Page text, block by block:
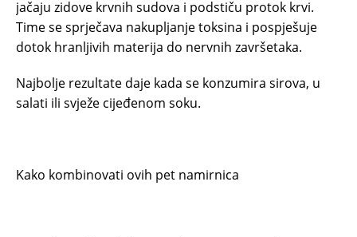
jačaju zidove krvnih sudova i podstiču protok krvi.
Time se sprječava nakupljanje toksina i pospješuje
dotok hranljivih materija do nervnih završetaka.
Najbolje rezultate daje kada se konzumira sirova, u
salati ili svježe cijeđenom soku.
Kako kombinovati ovih pet namirnica